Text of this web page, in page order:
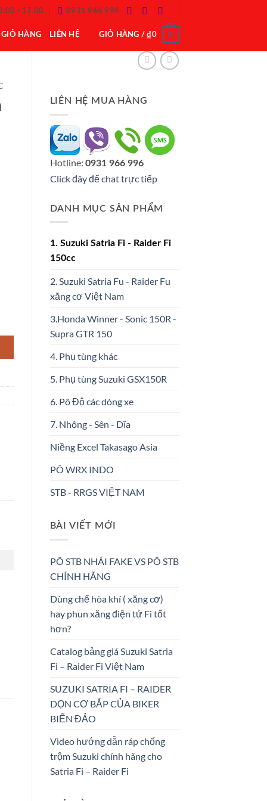
- 17:00 0931 966 996
GIỎ HÀNG LIÊN HỆ GIỎ HÀNG /₫0 0
LIÊN HỆ MUA HÀNG
Hotline: 0931 966 996
Click đây để chat trực tiếp
DANH MỤC SẢN PHẨM
1. Suzuki Satria Fi - Raider Fi
150cc
2. Suzuki Satria Fu - Raider Fu
xăng cơ Việt Nam
3.Honda Winner - Sonic 150R -
Supra GTR 150
4. Phụ tùng khác
5. Phụ tùng Suzuki GSX150R
6. Pô Độ các dòng xe
7. Nhông - Sên - Dĩa
Niềng Excel Takasago Asia
PÔ WRX INDO
STB - RRGS VIỆT NAM
BÀI VIẾT MỚI
PÔ STB NHÁI FAKE VS PÔ STB
CHÍNH HÃNG
Dùng chế hòa khí ( xăng cơ)
hay phun xăng điện tử Fi tốt
hơn?
Catalog bảng giá Suzuki Satria
Fi – Raider Fi Việt Nam
SUZUKI SATRIA FI – RAIDER
DỌN CƠ BẮP CỦA BIKER
BIỂN ĐẢO
Video hướng dẫn ráp chống
trộm Suzuki chính hãng cho
Satria Fi – Raider Fi